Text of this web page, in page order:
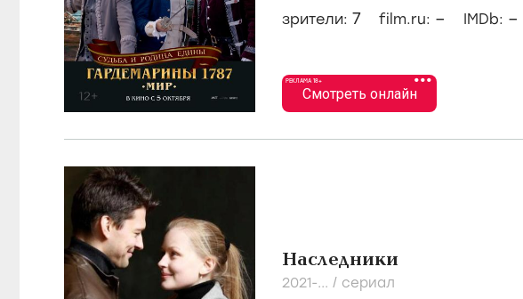
зрители: 7 film.ru: – IMDb: –
•••
РЕКЛАМА 18+
Смотреть онлайн
Наследники
2021-... / сериал